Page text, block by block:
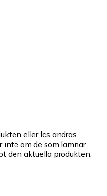
eller läs andras
inte om de som lämnar
den aktuella produkten.